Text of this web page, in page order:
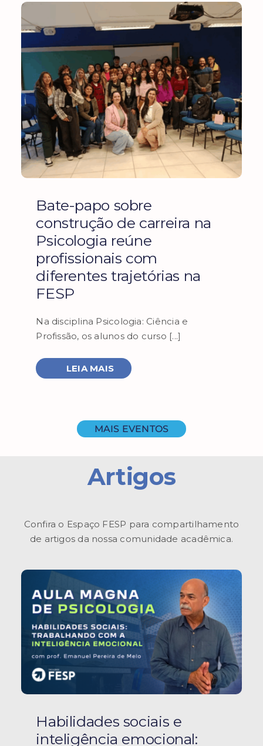
Bate-papo sobre
construção de carreira na
Psicologia reúne
profissionais com
diferentes trajetórias na
FESP
Na disciplina Psicologia: Ciência e
Profissão, os alunos do curso [...]
LEIA MAIS
MAIS EVENTOS
Artigos
Confira o Espaço FESP para compartilhamento
de artigos da nossa comunidade acadêmica.
Habilidades sociais e
inteligência emocional: